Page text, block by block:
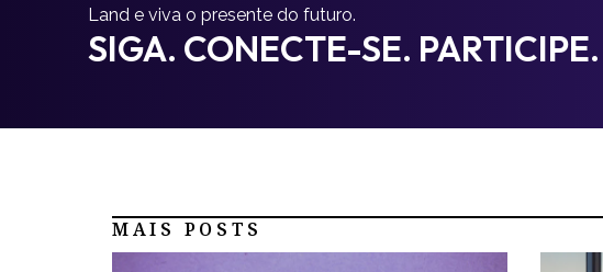
Land e viva o presente do futuro.
SIGA. CONECTE-SE. PARTICIPE.
MAIS POSTS